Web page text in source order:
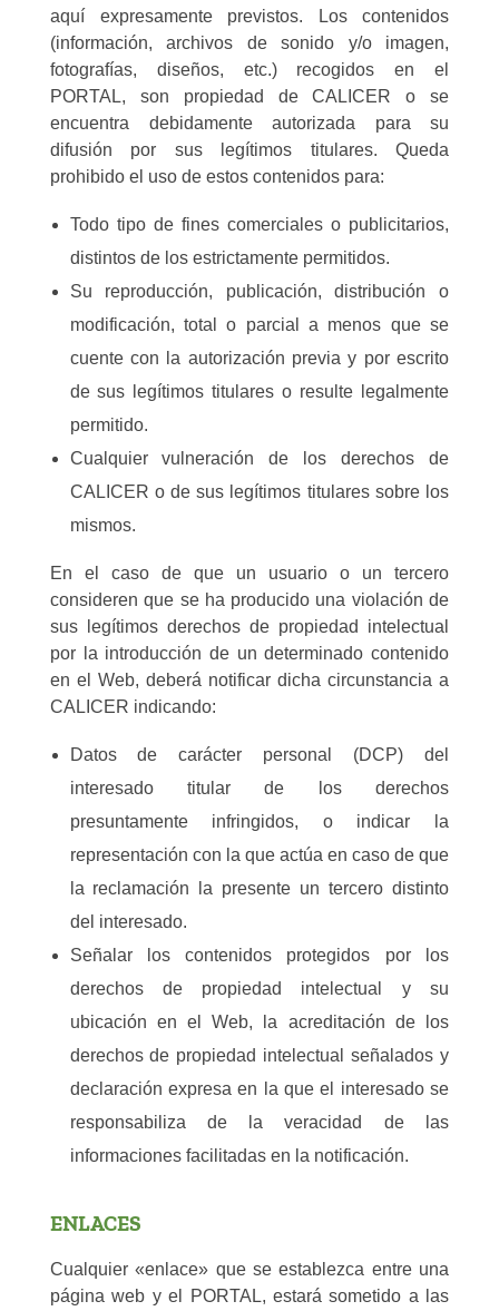
aquí expresamente previstos. Los contenidos
(información, archivos de sonido y/o imagen,
fotografías, diseños, etc.) recogidos en el
PORTAL, son propiedad de CALICER o se
encuentra debidamente autorizada para su
difusión por sus legítimos titulares. Queda
prohibido el uso de estos contenidos para:
Todo tipo de fines comerciales o publicitarios,
distintos de los estrictamente permitidos.
Su reproducción, publicación, distribución o
modificación, total o parcial a menos que se
cuente con la autorización previa y por escrito
de sus legítimos titulares o resulte legalmente
permitido.
Cualquier vulneración de los derechos de
CALICER o de sus legítimos titulares sobre los
mismos.
En el caso de que un usuario o un tercero
consideren que se ha producido una violación de
sus legítimos derechos de propiedad intelectual
por la introducción de un determinado contenido
en el Web, deberá notificar dicha circunstancia a
CALICER indicando:
Datos de carácter personal (DCP) del
interesado titular de los derechos
presuntamente infringidos, o indicar la
representación con la que actúa en caso de que
la reclamación la presente un tercero distinto
del interesado.
Señalar los contenidos protegidos por los
derechos de propiedad intelectual y su
ubicación en el Web, la acreditación de los
derechos de propiedad intelectual señalados y
declaración expresa en la que el interesado se
responsabiliza de la veracidad de las
informaciones facilitadas en la notificación.
ENLACES
Cualquier «enlace» que se establezca entre una
página web y el PORTAL, estará sometido a las